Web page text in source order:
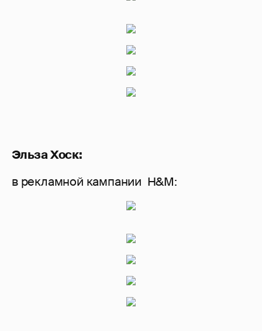
Эльза Хоск:
в рекламной кампании H&M: